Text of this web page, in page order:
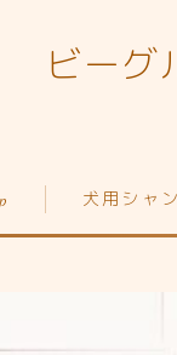
ビーグ
犬用シャ
Top